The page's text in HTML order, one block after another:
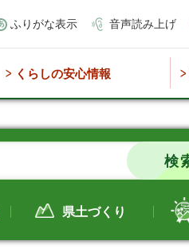
ふりがな表示 音声読み上げ
くらしの安心情報
県土づくり